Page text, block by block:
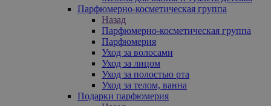
Парфюмерно-косметическая группа
Назад
Парфюмерно-косметическая группа
Парфюмерия
Уход за волосами
Уход за лицом
Уход за полостью рта
Уход за телом, ванна
Подарки парфюмерия